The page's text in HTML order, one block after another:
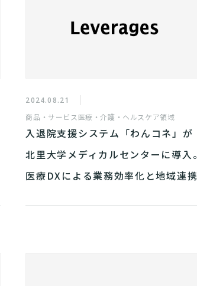
2024.08.21
商品・サービス医療・介護・ヘルスケア領域
入退院支援システム「わんコネ」が
北里大学メディカルセンターに導入。
医療DXによる業務効率化と地域連携